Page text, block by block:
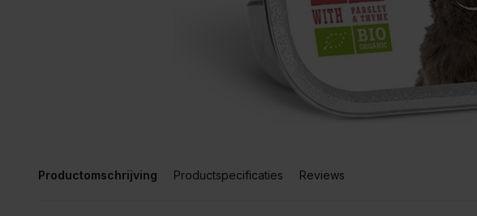
Productomschrijving Productspecificaties Reviews